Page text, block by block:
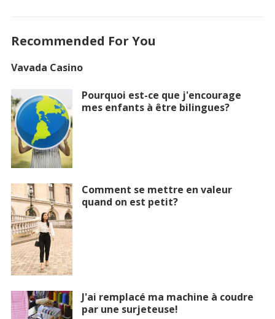
Recommended For You
Vavada Casino
Pourquoi est-ce que j'encourage
mes enfants à être bilingues?
Comment se mettre en valeur
quand on est petit?
J'ai remplacé ma machine à coudre
par une surjeteuse!